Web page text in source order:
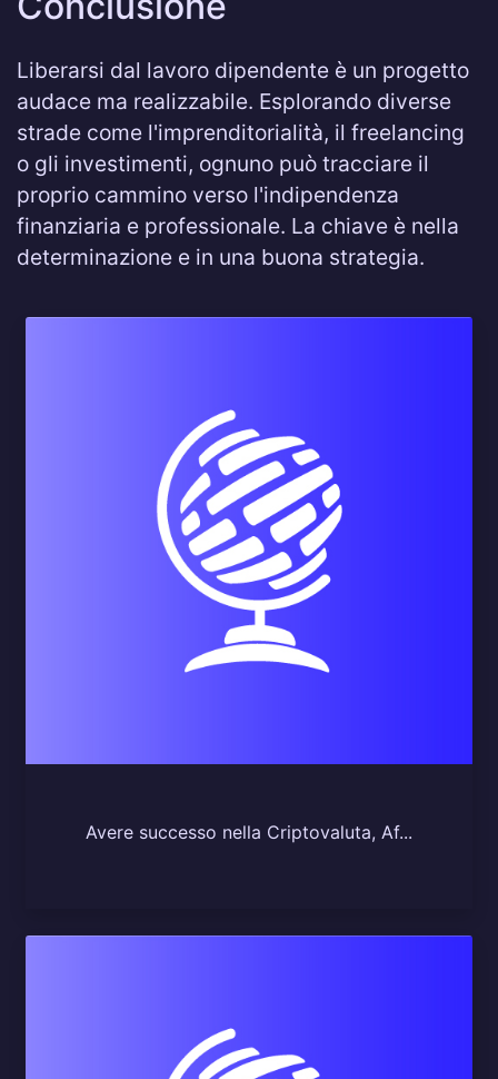
Liberarsi dal lavoro dipendente è un progetto
audace ma realizzabile. Esplorando diverse
strade come l'imprenditorialità, il freelancing
o gli investimenti, ognuno può tracciare il
proprio cammino verso l'indipendenza
finanziaria e professionale. La chiave è nella
determinazione e in una buona strategia.
Avere successo nella Criptovaluta, Af...